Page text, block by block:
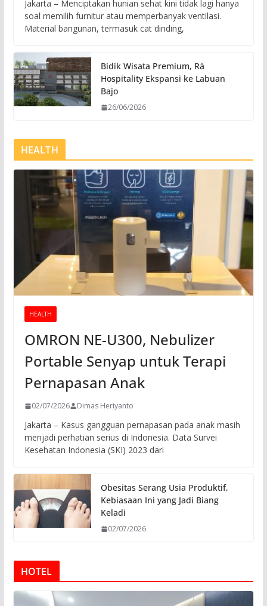
Jakarta – Menciptakan hunian sehat kini tidak lagi hanya
soal memilih furnitur atau memperbanyak ventilasi.
Material bangunan, termasuk cat dinding,
Bidik Wisata Premium, Rà
Hospitality Ekspansi ke Labuan
Bajo
26/06/2026
HEALTH
HEALTH
OMRON NE-U300, Nebulizer
Portable Senyap untuk Terapi
Pernapasan Anak
02/07/2026 Dimas Heriyanto
Jakarta – Kasus gangguan pernapasan pada anak masih
menjadi perhatian serius di Indonesia. Data Survei
Kesehatan Indonesia (SKI) 2023 dari
Obesitas Serang Usia Produktif,
Kebiasaan Ini yang Jadi Biang
Keladi
02/07/2026
HOTEL